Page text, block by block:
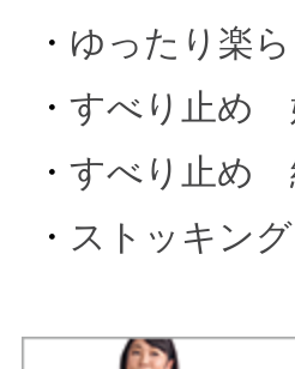
・ ゆったり楽
・ すべり止め
・ すべり止め
・ ストッキン